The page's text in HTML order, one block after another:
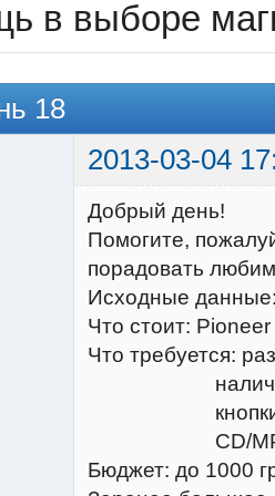
в выборе
18
2013-03-04
Добрый день!
Помогите,
порадовать
Исходные
Что стоит: Pioneer
Что требуется:
наличие
кнопки
CD/MP3
Бюджет: до 1000